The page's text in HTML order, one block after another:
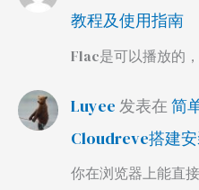
教程及使用指南
Flac是可以播放的
Luyee 发表在 简
Cloudreve搭建
你在浏览器上能直